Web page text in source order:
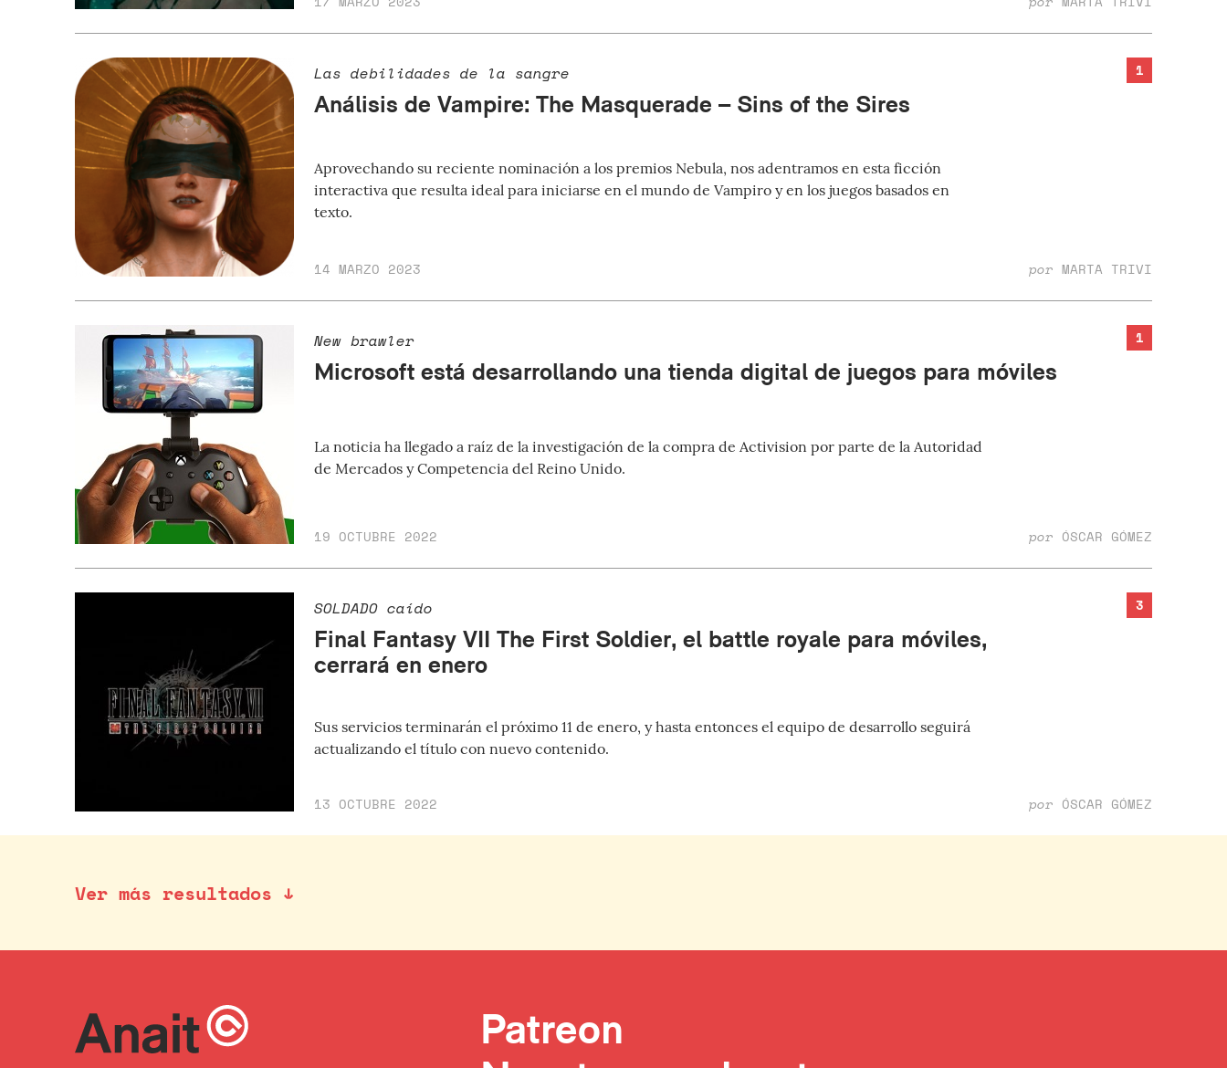
1
Las debilidades de la sangre
Análisis de Vampire: The Masquerade – Sins of the Sires
Aprovechando su reciente nominación a los premios Nebula, nos adentramos en esta ficción
interactiva que resulta ideal para iniciarse en el mundo de Vampiro y en los juegos basados en
texto.
14 MARZO 2023 por MARTA TRIVI
1
New brawler
Microsoft está desarrollando una tienda digital de juegos para móviles
La noticia ha llegado a raíz de la investigación de la compra de Activision por parte de la Autoridad
de Mercados y Competencia del Reino Unido.
19 OCTUBRE 2022 por ÓSCAR GÓMEZ
3
SOLDADO caído
Final Fantasy VII The First Soldier, el battle royale para móviles,
cerrará en enero
Sus servicios terminarán el próximo 11 de enero, y hasta entonces el equipo de desarrollo seguirá
actualizando el título con nuevo contenido.
13 OCTUBRE 2022 por ÓSCAR GÓMEZ
Ver más resultados ↓
Patreon